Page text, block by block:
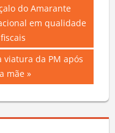
do Amarante
em qualidade
viatura da PM após
mãe